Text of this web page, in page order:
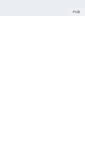
PUB